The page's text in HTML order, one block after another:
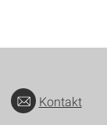
Kontakt